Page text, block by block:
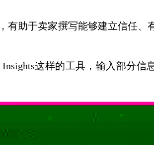
有助于卖家撰写能够建立信任、
Insights这样的工具，输入部分信